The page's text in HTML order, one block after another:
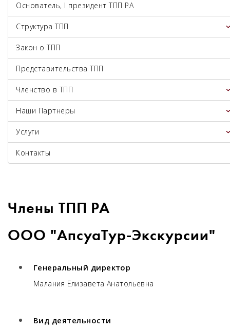
Основатель, I президент ТПП РА
Структура ТПП
Закон о ТПП
Представительства ТПП
Членство в ТПП
Наши Партнеры
Услуги
Контакты
Члены ТПП РА
ООО "АпсуаТур-Экскурсии"
Генеральный директор
Малания Елизавета Анатольевна
Вид деятельности